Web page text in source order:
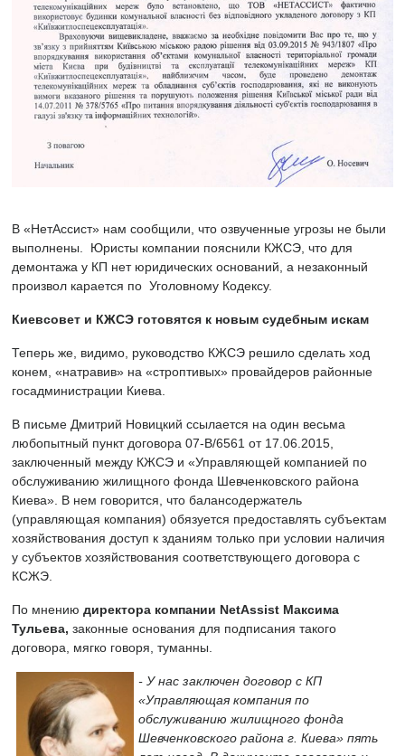
В «НетАссист» нам сообщили, что озвученные угрозы не были
выполнены. Юристы компании пояснили КЖСЭ, что для
демонтажа у КП нет юридических оснований, а незаконный
произвол карается по Уголовному Кодексу.
Киевсовет и КЖСЭ готовятся к новым судебным искам
Теперь же, видимо, руководство КЖСЭ решило сделать ход
конем, «натравив» на «строптивых» провайдеров районные
госадминистрации Киева.
В письме Дмитрий Новицкий ссылается на один весьма
любопытный пункт договора 07-В/6561 от 17.06.2015,
заключенный между КЖСЭ и «Управляющей компанией по
обслуживанию жилищного фонда Шевченковского района
Киева». В нем говорится, что балансодержатель
(управляющая компания) обязуется предоставлять субъектам
хозяйствования доступ к зданиям только при условии наличия
у субъектов хозяйствования соответствующего договора с
КСЖЭ.
По мнению директора компании NetAssist Максима
Тульева, законные основания для подписания такого
договора, мягко говоря, туманны.
- У нас заключен договор с КП
«Управляющая компания по
обслуживанию жилищного фонда
Шевченковского района г. Киева» пять